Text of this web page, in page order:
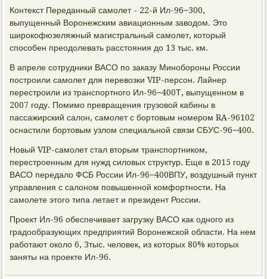
Контекст Переданный самолет - 22-й Ил-96−300,
выпущенный Воронежским авиационным заводом. Это
широкофюзеляжный магистральный самолет, который
способен преодолевать расстояния до 13 тыс. км.
В апреле сотрудники ВАСО по заказу Минобороны России
построили самолет для перевозки VIP-персон. Лайнер
перестроили из транспортного Ил-96−400Т, выпущенном в
2007 году. Помимо превращения грузовой кабины в
пассажирский салон, самолет с бортовым номером RA-96102
оснастили бортовым узлом специальной связи СБУС-96−400.
Новый VIP-самолет стал вторым транспортником,
перестроенным для нужд силовых структур. Еще в 2015 году
ВАСО передало ФСБ России Ил-96−400ВПУ, воздушный пункт
управления с салоном повышенной комфортности. На
самолете этого типа летает и президент России.
Проект Ил-96 обеспечивает загрузку ВАСО как одного из
градообразующих предприятий Воронежской области. На нем
работают около 6, 3тыс. человек, из которых 80% которых
заняты на проекте Ил-96.